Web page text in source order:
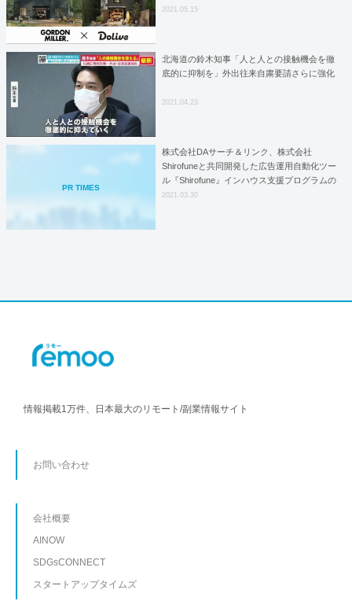
2021.05.15
北海道の鈴木知事「人と人との接触機会を徹
底的に抑制を」外出往来自粛要請さらに強化
2021.04.23
PR TIMES
株式会社DAサーチ＆リンク、株式会社
Shirofuneと共同開発した広告運用自動化ツー
ル『Shirofune』インハウス支援プログラムの
提供開始。
2021.03.30
情報掲載1万件、日本最大のリモート/副業情報サイト
お問い合わせ
会社概要
AINOW
SDGsCONNECT
スタートアップタイムズ